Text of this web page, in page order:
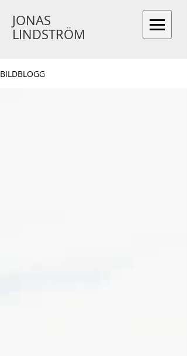
JONAS
LINDSTRÖM
BILDBLOGG